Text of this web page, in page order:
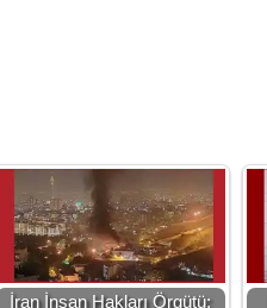
İran İnsan Hakları Örgütü: